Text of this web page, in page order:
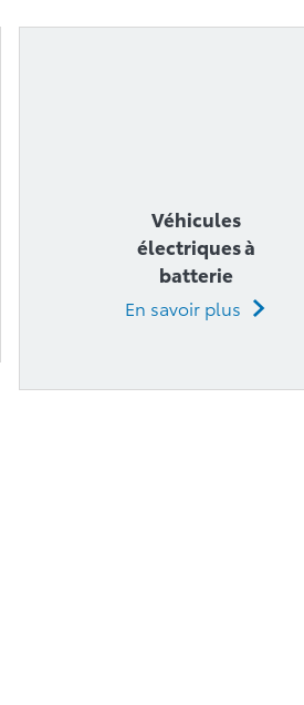
Véhicules
électriques à
batterie
En savoir plus